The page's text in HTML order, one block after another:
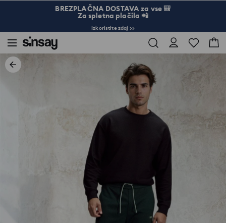
BREZPLAČNA DOSTAVA za vse 🎒
Za spletna plačila 📲
Izkoristite zdaj >>